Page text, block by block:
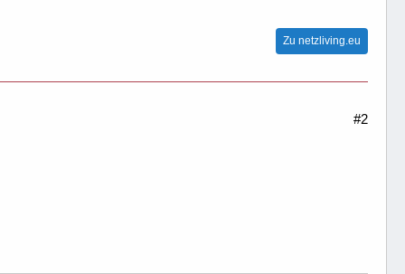
Zu netzliving.eu
#2